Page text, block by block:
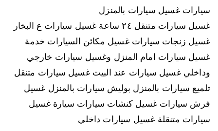
سيارات غسيل سيارات بالمنزل
غسيل سيارات متنقل ٢٤ ساعة غسيل سيارات ع البخار
غسيل زنجات سيارات غسيل مكائن السيارات خدمة
غسيل سيارات امام المنزل وغسيل سيارات خارجي
وداخلي غسيل سيارات عند البيت غسيل سيارات متنقل
تلميع سيارات بالمنزل بوليش سيارات بالمنزل غسيل
فرش سيارات غسيل كنشات سيارات سيارة غسيل
سيارات متنقلة غسيل سيارات داخلي